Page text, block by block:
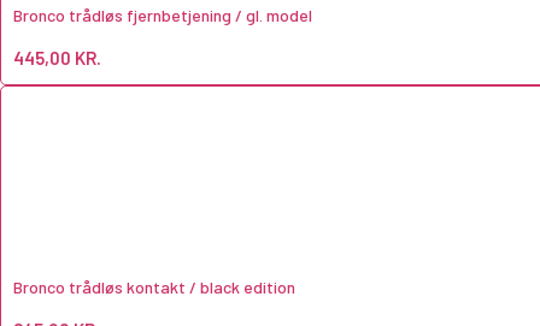
Bronco trådløs fjernbetjening / gl. model
445,00 KR.
Bronco trådløs kontakt / black edition